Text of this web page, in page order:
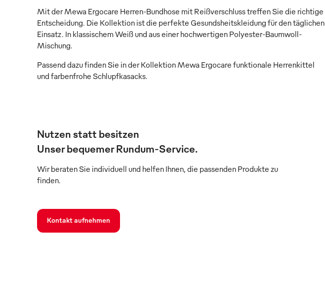
Mit der Mewa Ergocare Herren-Bundhose mit Reißverschluss treffen Sie die richtige
Entscheidung. Die Kollektion ist die perfekte Gesundsheitskleidung für den täglichen
Einsatz. In klassischem Weiß und aus einer hochwertigen Polyester-Baumwoll-
Mischung.
Passend dazu finden Sie in der Kollektion Mewa Ergocare funktionale Herrenkittel
und farbenfrohe Schlupfkasacks.
Nutzen statt besitzen
Unser bequemer Rundum-Service.
Wir beraten Sie individuell und helfen Ihnen, die passenden Produkte zu
finden.
Kontakt aufnehmen